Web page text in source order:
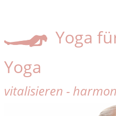
Yoga
Yoga
vitalisieren -